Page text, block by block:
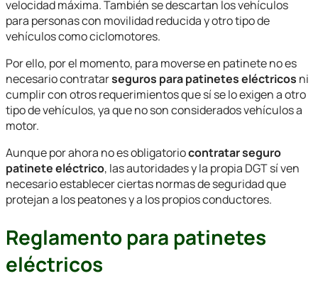
velocidad máxima. También se descartan los vehículos
para personas con movilidad reducida y otro tipo de
vehículos como ciclomotores.
Por ello, por el momento, para moverse en patinete no es
necesario contratarseguros para patinetes eléctricos ni
cumplir con otros requerimientos que sí se lo exigen a otro
tipo de vehículos, ya que no son considerados vehículos a
motor.
Aunque por ahora no es obligatoriocontratarseguro
patinete eléctrico, las autoridades y la propia DGT sí ven
necesario establecer ciertas normas de seguridad que
protejan a los peatones y a los propios conductores.
Reglamento para patinetes
eléctricos